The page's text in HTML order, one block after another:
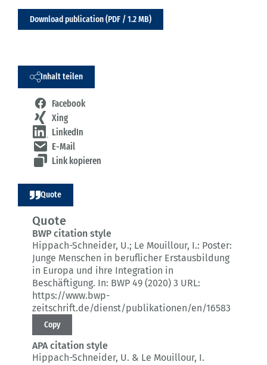
Download publication (PDF / 1.2 MB)
Inhalt teilen
Facebook
Xing
LinkedIn
E-Mail
Link kopieren
Quote
Quote
BWP citation style
Hippach-Schneider, U.; Le Mouillour, I.: Poster:
Junge Menschen in beruflicher Erstausbildung
in Europa und ihre Integration in
Beschäftigung. In: BWP 49 (2020) 3 URL:
https://www.bwp-
zeitschrift.de/dienst/publikationen/en/16583
Copy
APA citation style
Hippach-Schneider, U. & Le Mouillour, I.